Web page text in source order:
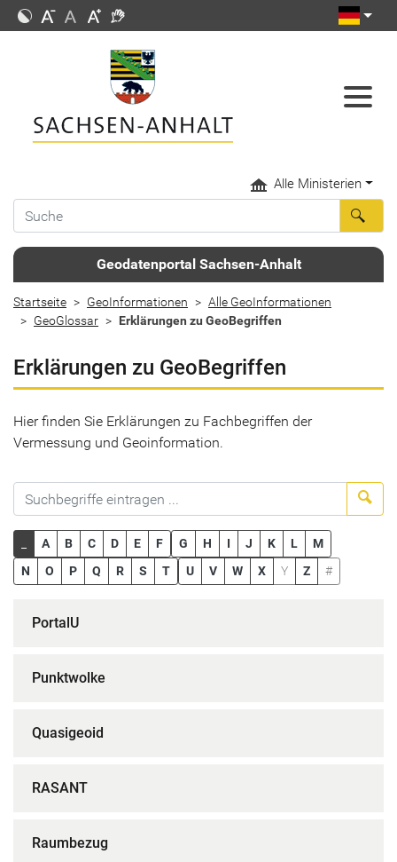
Alle Ministerien
Geodatenportal Sachsen-Anhalt
Startseite GeoInformationen
Alle GeoInformationen
GeoGlossar
Erklärungen zu GeoBegriffen
Erklärungen zu GeoBegriffen
Hier finden Sie Erklärungen zu Fachbegriffen der
Vermessung und Geoinformation.
A B C D E F G H I J K L
M
N
O P Q R S T U V W X Y Z #
PortalU
Punktwolke
Quasigeoid
RASANT
Raumbezug